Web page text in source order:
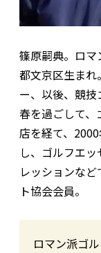
篠原嗣典。ロ
都文京区生まれ
ー、以後、競
春を過ごして
店を経て、
し、ゴルフエ
レッションな
ト協会会員。
ロマン派ゴ